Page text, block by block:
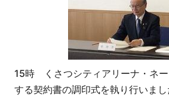
15時 くさつシティアリーナ・ネ
する契約書の調印式を執り行いまし